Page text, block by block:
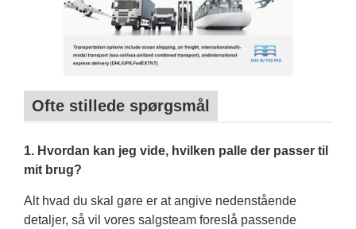
Ofte stillede spørgsmål
1. Hvordan kan jeg vide, hvilken palle der passer til
mit brug?
Alt hvad du skal gøre er at angive nedenstående
detaljer, så vil vores salgsteam foreslå passende